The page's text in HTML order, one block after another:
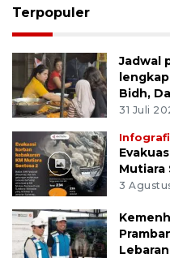
Terpopuler
Jadwal
Bidh,
31 Juli
Mutiara
3